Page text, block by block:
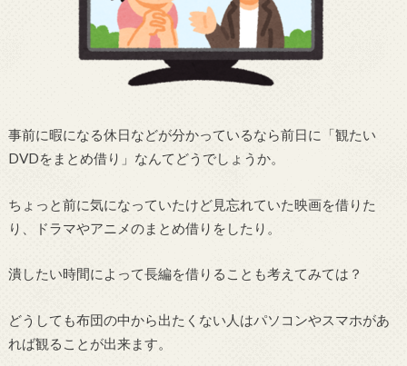
事前に暇になる休日などが分かっているなら前日に「観たい
DVDをまとめ借り」なんてどうでしょうか。
ちょっと前に気になっていたけど見忘れていた映画を借りた
り、ドラマやアニメのまとめ借りをしたり。
潰したい時間によって長編を借りることも考えてみては？
どうしても布団の中から出たくない人はパソコンやスマホがあ
れば観ることが出来ます。